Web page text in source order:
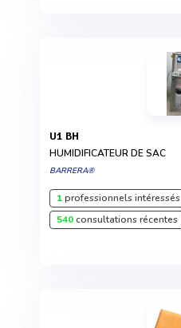
U1 BH
HUMIDIFICATEUR DE SAC
BARRERA®
1professionnels intéressés
540consultations récentes